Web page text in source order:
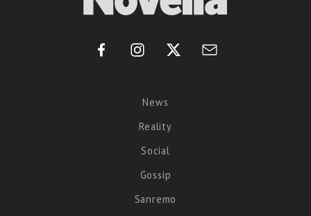
News
Reality
Social
Gossip
Sanremo